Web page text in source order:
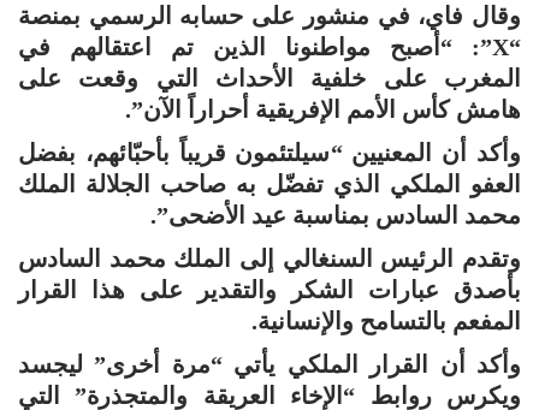
وقال فاي، في منشور على حسابه الرسمي بمنصة
“X”: “أصبح مواطنونا الذين تم اعتقالهم في
المغرب على خلفية الأحداث التي وقعت على
هامش كأس الأمم الإفريقية أحراراً الآن”.
وأكد أن المعنيين “سيلتئمون قريباً بأحبّائهم، بفضل
العفو الملكي الذي تفضّل به صاحب الجلالة الملك
محمد السادس بمناسبة عيد الأضحى”.
وتقدم الرئيس السنغالي إلى الملك محمد السادس
بأصدق عبارات الشكر والتقدير على هذا القرار
المفعم بالتسامح والإنسانية.
وأكد أن القرار الملكي يأتي “مرة أخرى” ليجسد
ويكرس روابط “الإخاء العريقة والمتجذرة” التي